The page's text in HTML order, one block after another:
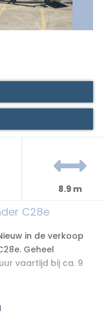
8.9 m
C28e
in de verkoop
Geheel
vaartijd bij ca. 9